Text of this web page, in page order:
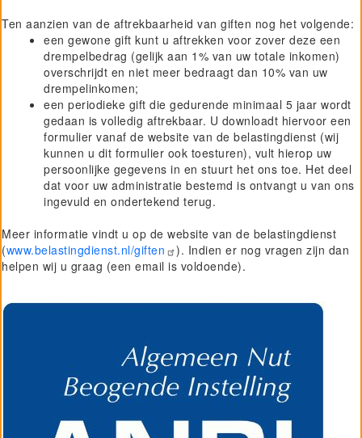
Project GiVEN
Ten aanzien van de aftrekbaarheid van giften nog het volgende:
een gewone gift kunt u aftrekken voor zover deze een
drempelbedrag (gelijk aan 1% van uw totale inkomen)
overschrijdt en niet meer bedraagt dan 10% van uw
drempelinkomen;
een periodieke gift die gedurende minimaal 5 jaar wordt
gedaan is volledig aftrekbaar. U downloadt hiervoor een
formulier vanaf de website van de belastingdienst (wij
kunnen u dit formulier ook toesturen), vult hierop uw
persoonlijke gegevens in en stuurt het ons toe. Het deel
dat voor uw administratie bestemd is ontvangt u van ons
ingevuld en ondertekend terug.
Meer informatie vindt u op de website van de belastingdienst
(www.belastingdienst.nl/giften
). Indien er nog vragen zijn dan
helpen wij u graag (een email is voldoende).